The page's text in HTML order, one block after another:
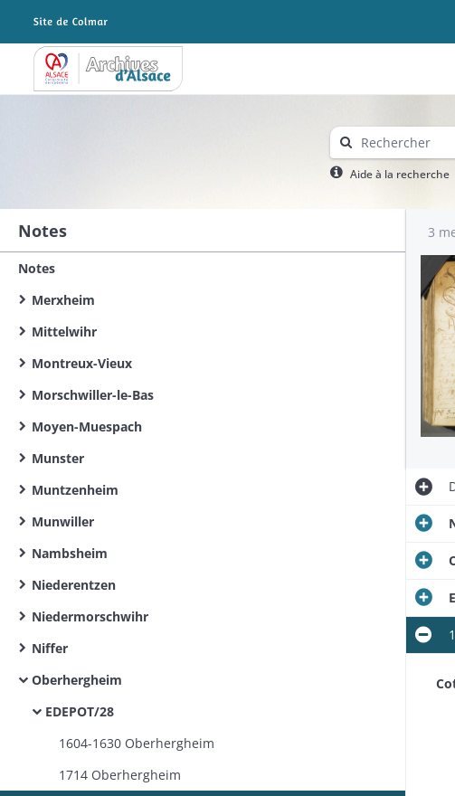
Archives Alsace - Colmar
Aide à la recherche
Notes
Notes
Merxheim
Mittelwihr
Montreux-Vieux
Morschwiller-le-Bas
Moyen-Muespach
Munster
Muntzenheim
Munwiller
Nambsheim
Niederentzen
Niedermorschwihr
Niffer
Oberhergheim
EDEPOT/28
1604-1630 Oberhergheim
1714 Oberhergheim
3